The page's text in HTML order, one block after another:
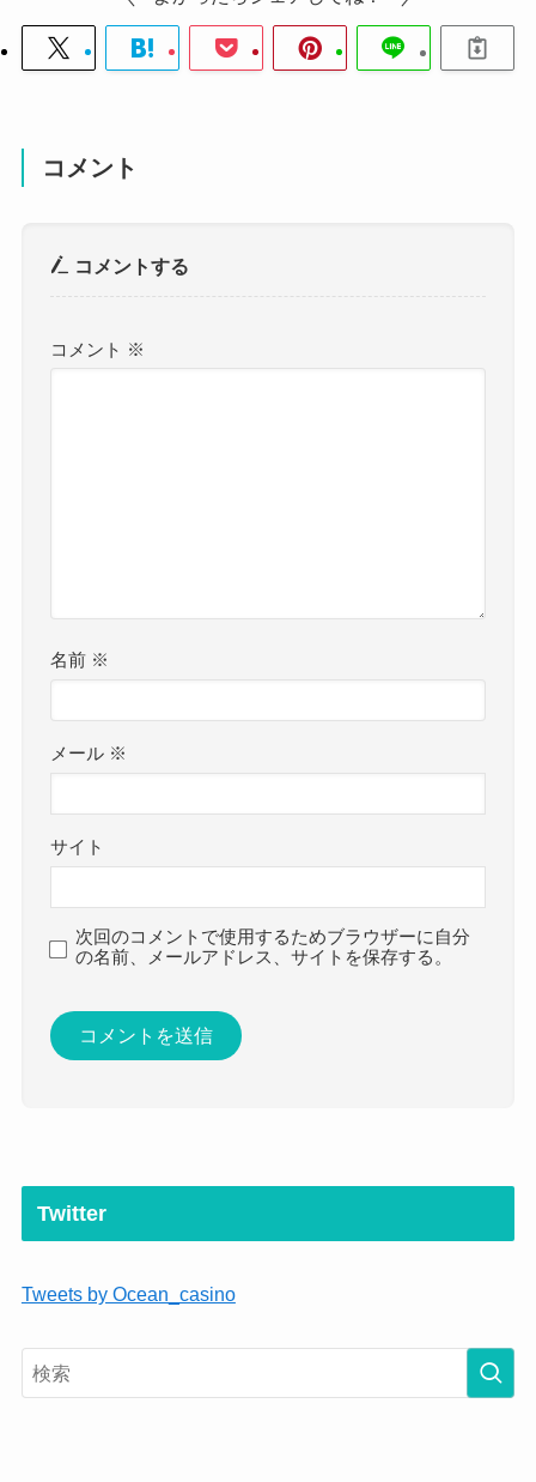
コメント
コメントする
コメント ※
名前 ※
メール ※
サイト
次回のコメントで使用するためブラウザーに自分
の名前、メールアドレス、サイトを保存する。
Twitter
Tweets by Ocean_casino